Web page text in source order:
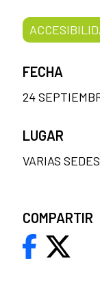
FECHA
24
LUGAR
VARIAS SEDES
COMPARTIR